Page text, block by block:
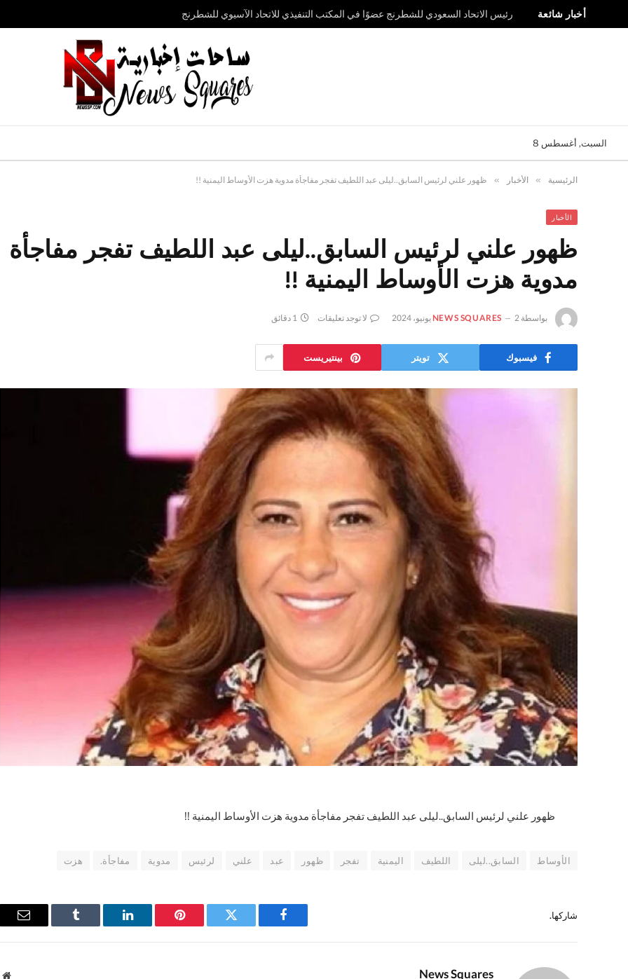
أخبار شائعة رئيس الاتحاد السعودي للشطرنج عضوًا في المكتب التنفيذي للاتحاد الآسيوي للشطرنج
السبت, أغسطس 8
الرئيسية » الأخبار » ظهور علني لرئيس السابق..ليلى عبد اللطيف تفجر مفاجأة مدوية هزت الأوساط اليمنية !!
الأخبار
ظهور علني لرئيس السابق..ليلى عبد اللطيف تفجر مفاجأة
مدوية هزت الأوساط اليمنية !!
بواسطة NEWS SQUARES 2 يونيو، 2024 لا توجد تعليقات 1 دقائق
فيسبوك تويتر بينتيريست
ظهور علني لرئيس السابق..ليلى عبد اللطيف تفجر مفاجأة مدوية هزت الأوساط اليمنية !!
الأوساط السابق..ليلى اللطيف اليمنية تفجر ظهور عبد علني لرئيس مدوية مفاجأة. هزت
شاركها.
فيسبوك تويتر بينتيريستلينكدإن Tumblr
البريد
News Squares